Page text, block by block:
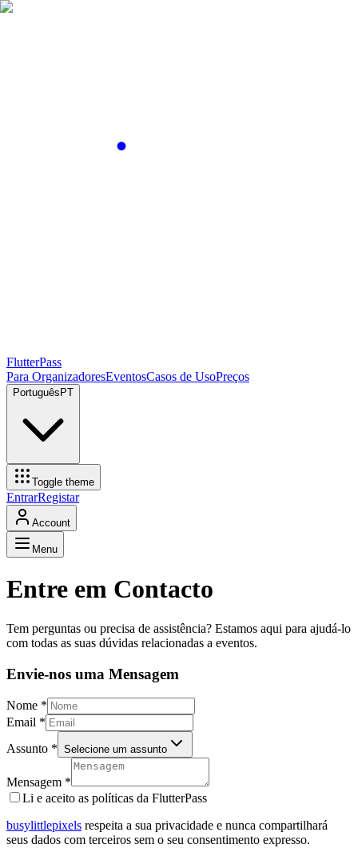
FlutterPass
Para OrganizadoresEventosCasos de UsoPreços
Português PT
Toggle theme
EntrarRegistar
Account
Menu
Entre em Contacto
Tem perguntas ou precisa de assistência? Estamos aqui para ajudá-lo
com todas as suas dúvidas relacionadas a eventos.
Envie-nos uma Mensagem
Nome *
Email *
Assunto * Selecione um assunto
Mensagem *
Li e aceito as políticas da FlutterPass
busylittlepixels respeita a sua privacidade e nunca compartilhará
seus dados com terceiros sem o seu consentimento expresso.